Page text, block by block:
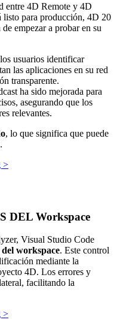
entre 4D Remote y 4D
listo para producción, 4D 20
empezar a probar en su
usuarios identificar
las aplicaciones en su red
transparente.
ha sido mejorada para
asegurando que los
relevantes.
, lo que significa que puede
>
DEL Workspace
Visual Studio Code
workspace. Este control
mediante la
4D. Los errores y
facilitando la
>